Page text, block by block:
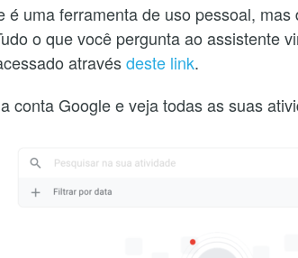
é uma ferramenta de uso pessoal,
o que você pergunta ao assistente
atravésdeste link.
conta Google e veja todas as suas